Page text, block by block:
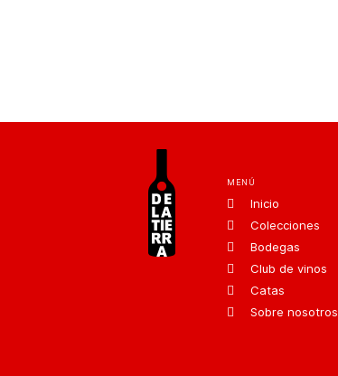
MENÚ
Inicio
Colecciones
Bodegas
Club de vinos
Catas
Sobre nosotros